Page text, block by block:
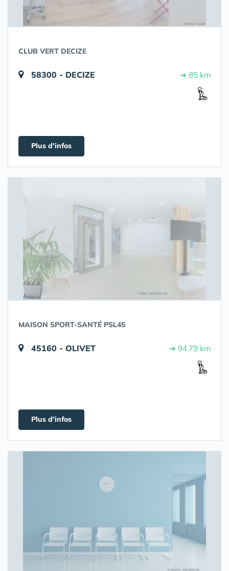
CLUB VERT DECIZE
58300 - DECIZE ➔ 85 km
Plus d'infos
MAISON SPORT-SANTÉ PSL45
45160 - OLIVET ➔ 94.79 km
Plus d'infos